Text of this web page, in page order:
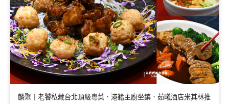
麟聚｜老饕私藏台北頂級粵菜．港籍主廚坐鎮．茹曦酒店米其林推